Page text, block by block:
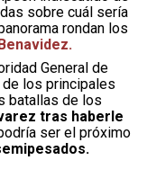
sobre cuál sería
rondan los
General de
de los principales
batallas de los
tras haberle
ser el próximo